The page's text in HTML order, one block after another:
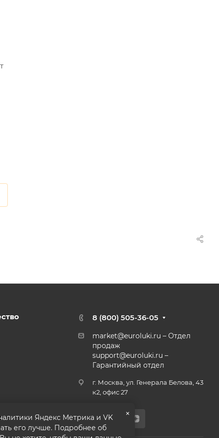
8 (800) 505-36-05
market@euroluki.ru – Отдел
продаж
support@euroluki.ru –
Гарантийный отдел
г. Москва, ул. Генерала Белова, 43
к2, офис 27
×
Яндекс Метрика и VK
его лучше. Подробнее об